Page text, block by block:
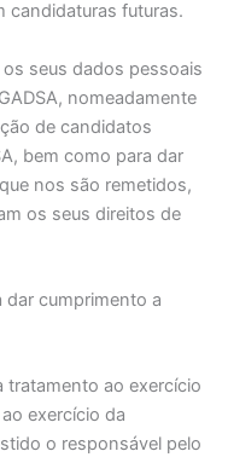
candidaturas futuras.
seus dados pessoais
nomeadamente
de candidatos
bem como para dar
nos são remetidos,
os seus direitos de
dar cumprimento a
tratamento ao exercício
exercício da
o responsável pelo